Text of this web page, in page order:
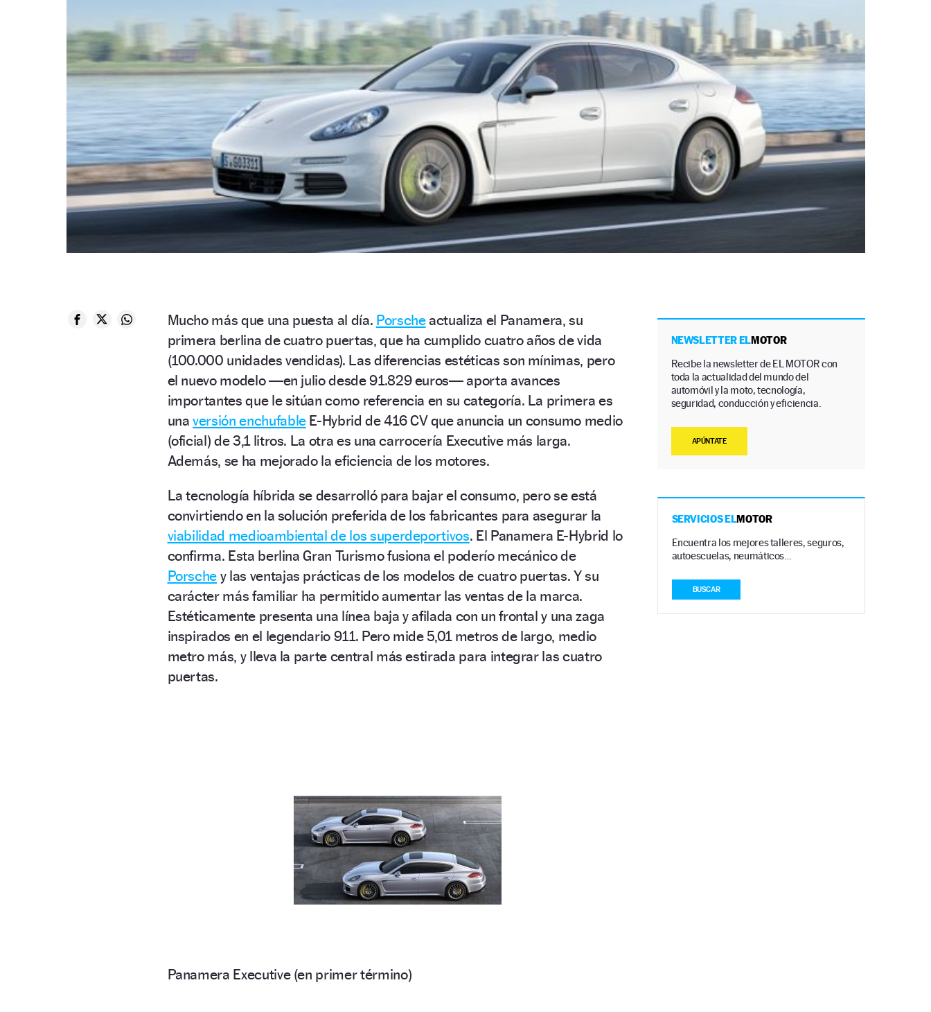
Mucho más que una puesta al día. Porscheactualiza el Panamera, su
primera berlina de cuatro puertas, que ha cumplido cuatro años de vida
(100.000 unidades vendidas). Las diferencias estéticas son mínimas, pero
el nuevo modelo —en julio desde 91.829 euros— aporta avances
importantes que le sitúan como referencia en su categoría. La primera es
unaversión enchufableE-Hybrid de 416 CV que anuncia un consumo medio
(oficial) de 3,1 litros. La otra es una carrocería Executive más larga.
Además, se ha mejorado la eficiencia de los motores.
La tecnología híbrida se desarrolló para bajar el consumo, pero se está
convirtiendo en la solución preferida de los fabricantes para asegurar la
viabilidad medioambiental de los superdeportivos. El Panamera E-Hybrid lo
confirma. Esta berlina Gran Turismo fusiona el poderío mecánico de
Porsche y las ventajas prácticas de los modelos de cuatro puertas. Y su
carácter más familiar ha permitido aumentar las ventas de la marca.
Estéticamente presenta una línea baja y afilada con un frontal y una zaga
inspirados en el legendario 911. Pero mide 5,01 metros de largo, medio
metro más, y lleva la parte central más estirada para integrar las cuatro
puertas.
Panamera Executive (en primer término)
NEWSLETTER ELMOTOR
Recibe la newsletter de EL MOTOR con
toda la actualidad del mundo del
automóvil y la moto, tecnología,
seguridad, conducción y eficiencia.
APÚNTATE
SERVICIOS ELMOTOR
Encuentra los mejores talleres, seguros,
autoescuelas, neumáticos…
BUSCAR